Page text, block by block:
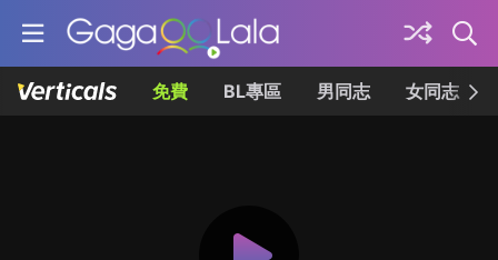
免費 BL專區 男同志 女同志